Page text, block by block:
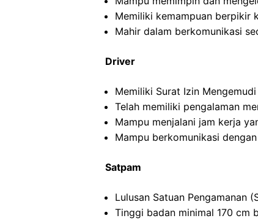
Memiliki kemampuan berpikir
Mahir dalam berkomunikasi
Driver
Memiliki Surat Izin
Telah memiliki pengalaman
Mampu menjalani jam kerja
Mampu berkomunikasi
Satpam
Lulusan Satuan Pengamanan
Tinggi badan minimal 170 cm